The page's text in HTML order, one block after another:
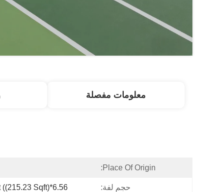
معلومات مفصلة
Place Of Origin:
حجم لفة: 6.56*32.81ft ((215.23 Sqft)